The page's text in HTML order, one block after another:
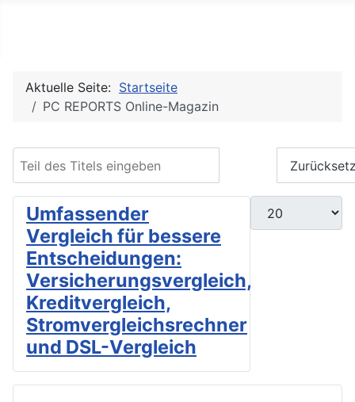
Aktuelle Seite: Startseite
PC REPORTS Online-Magazin
Anzeige #
Umfassender
Vergleich für bessere
Entscheidungen:
Versicherungsvergleich,
Kreditvergleich,
Stromvergleichsrechner
und DSL-Vergleich